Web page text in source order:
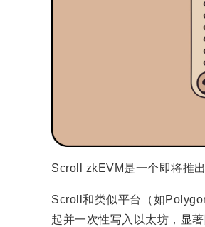
Scroll zkEVM是一个即将推
Scroll和类似平台（如
起并一次性写入以太坊，显